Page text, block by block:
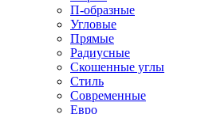
П-образные
Угловые
Прямые
Радиусные
Скошенные углы
Стиль
Современные
Евро